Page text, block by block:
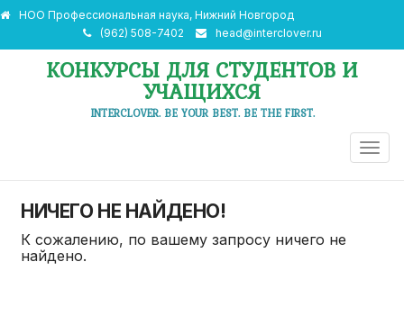
НОО Профессиональная наука, Нижний Новгород
(962) 508-7402
head@interclover.ru
КОНКУРСЫ ДЛЯ СТУДЕНТОВ И
УЧАЩИХСЯ
INTERCLOVER. BE YOUR BEST. BE THE FIRST.
НИЧЕГО НЕ НАЙДЕНО!
К сожалению, по вашему запросу ничего не
найдено.